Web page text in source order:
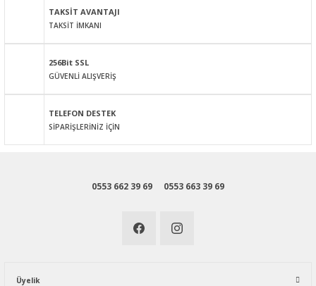
Bu ürüne benzer farklı alternatifler olmalı.
TAKSİT AVANTAJI
TAKSİT İMKANI
256Bit SSL
GÜVENLİ ALIŞVERİŞ
TELEFON DESTEK
SİPARİŞLERİNİZ İÇİN
0553 662 39 69 0553 663 39 69
Üyelik